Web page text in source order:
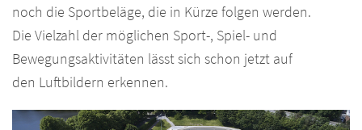
noch die Sportbeläge, die in Kürze folgen werden.
Die Vielzahl der möglichen Sport-, Spiel- und
Bewegungsaktivitäten lässt sich schon jetzt auf
den Luftbildern erkennen.